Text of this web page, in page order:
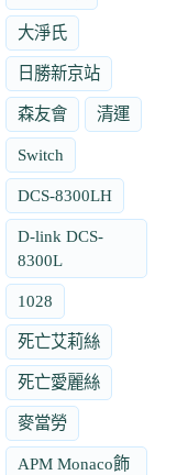
大淨氏
日勝新京站
森友會 清運
Switch
DCS-8300LH
D-link DCS-
8300L
1028
死亡艾莉絲
死亡愛麗絲
麥當勞
APM Monaco飾